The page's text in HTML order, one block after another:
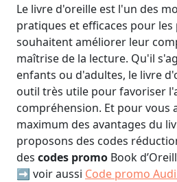
Le livre d'oreille est l'un des
pratiques et efficaces pour
souhaitent améliorer leur
maîtrise de la lecture. Qu'il
enfants ou d'adultes, le livre
outil très utile pour favoriser
compréhension. Et pour vous
maximum des avantages du
proposons des codes
des codes promo Book
➡️ voir aussi Code promo